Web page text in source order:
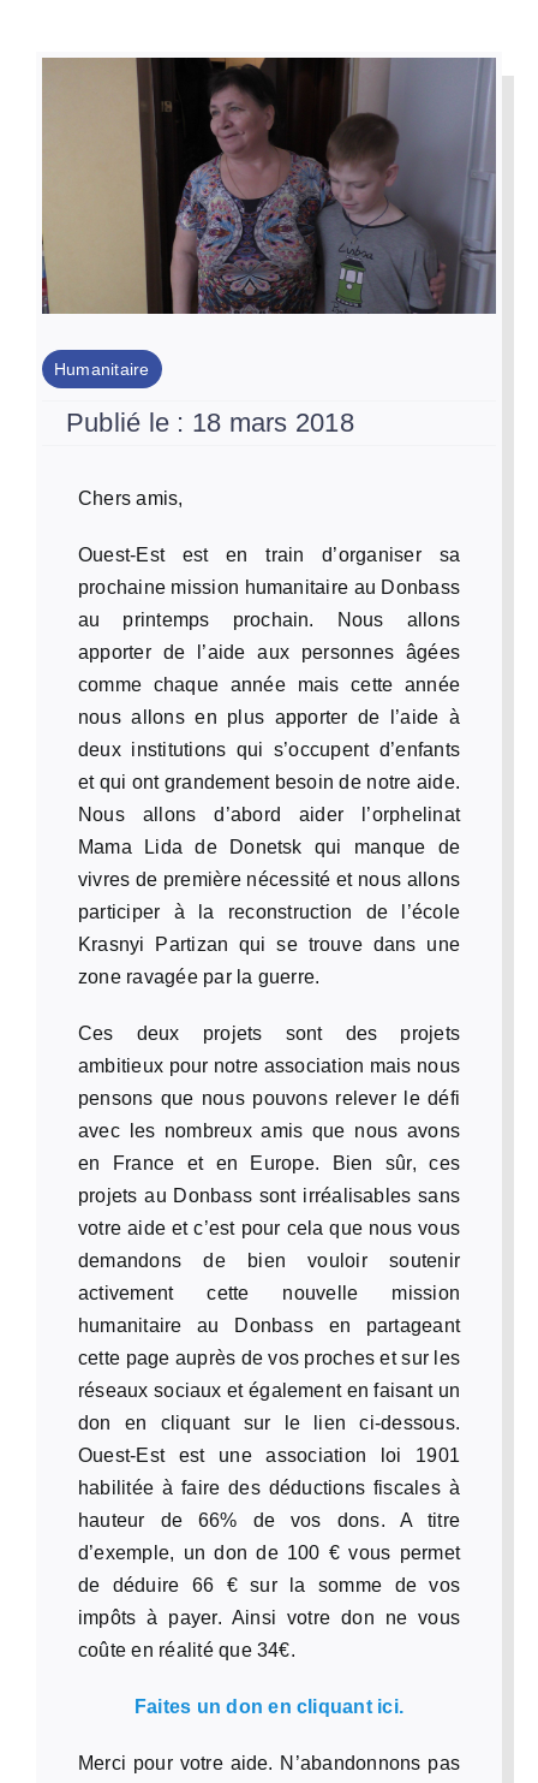
Par Région
Nous soutenir
Humanitaire
Publié le : 18 mars 2018
Chers amis,
Ouest-Est est en train d’organiser sa
prochaine mission humanitaire au Donbass
au printemps prochain. Nous allons
apporter de l’aide aux personnes âgées
comme chaque année mais cette année
nous allons en plus apporter de l’aide à
deux institutions qui s’occupent d’enfants
et qui ont grandement besoin de notre aide.
Nous allons d’abord aider l’orphelinat
Mama Lida de Donetsk qui manque de
vivres de première nécessité et nous allons
participer à la reconstruction de l’école
Krasnyi Partizan qui se trouve dans une
zone ravagée par la guerre.
Ces deux projets sont des projets
ambitieux pour notre association mais nous
pensons que nous pouvons relever le défi
avec les nombreux amis que nous avons
en France et en Europe. Bien sûr, ces
projets au Donbass sont irréalisables sans
votre aide et c’est pour cela que nous vous
demandons de bien vouloir soutenir
activement cette nouvelle mission
humanitaire au Donbass en partageant
cette page auprès de vos proches et sur les
réseaux sociaux et également en faisant un
don en cliquant sur le lien ci-dessous.
Ouest-Est est une association loi 1901
habilitée à faire des déductions fiscales à
hauteur de 66% de vos dons. A titre
d’exemple, un don de 100 € vous permet
de déduire 66 € sur la somme de vos
impôts à payer. Ainsi votre don ne vous
coûte en réalité que 34€.
Faites un don en cliquant ici.
Merci pour votre aide. N’abandonnons pas